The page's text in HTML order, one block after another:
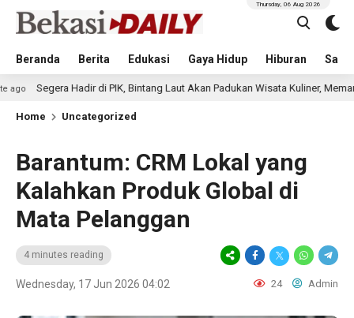
Beranda Berita Edukasi Gaya Hidup Hiburan
Thursday, 06 Aug 2026
Hadir di PIK, Bintang Laut Akan Padukan Wisata Kuliner, Memancing, dan
Home Uncategorized
Barantum: CRM Lokal yang
Kalahkan Produk Global di
Mata Pelanggan
4 minutes reading
Wednesday, 17 Jun 2026 04:02 24 Admin